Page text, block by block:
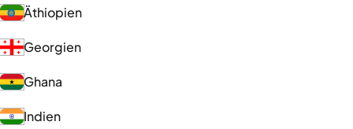
Äthiopien
Georgien
Ghana
Indien